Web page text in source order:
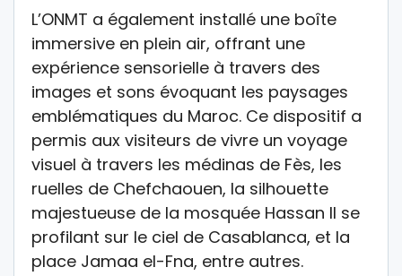
L’ONMT a également installé une boîte
immersive en plein air, offrant une
expérience sensorielle à travers des
images et sons évoquant les paysages
emblématiques du Maroc. Ce dispositif a
permis aux visiteurs de vivre un voyage
visuel à travers les médinas de Fès, les
ruelles de Chefchaouen, la silhouette
majestueuse de la mosquée Hassan II se
profilant sur le ciel de Casablanca, et la
place Jamaa el-Fna, entre autres.